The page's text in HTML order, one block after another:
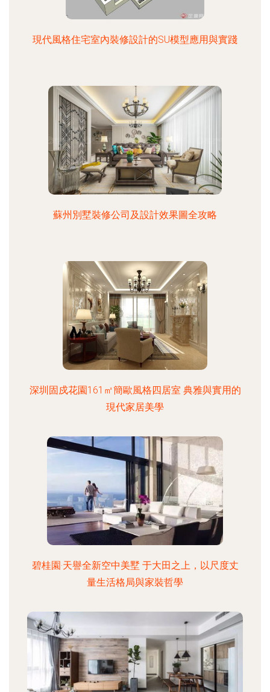
現代風格住宅室內裝修設計的SU模型應用與實踐
蘇州別墅裝修公司及設計效果圖全攻略
深圳固戍花園161㎡簡歐風格四居室 典雅與實用的
現代家居美學
碧桂園·天譽全新空中美墅 于大田之上，以尺度丈
量生活格局與家裝哲學